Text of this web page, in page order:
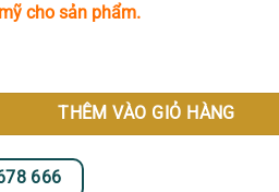
cho sản phẩm.
THÊM VÀO GIỎ HÀNG
666